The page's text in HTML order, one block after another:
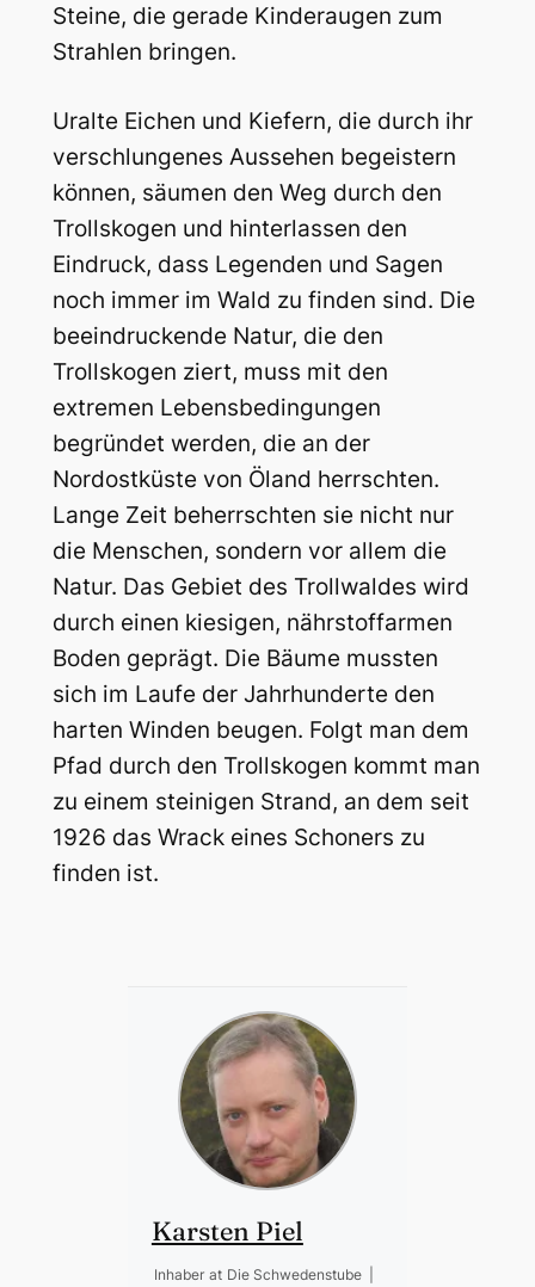
Steine, die gerade Kinderaugen zum
Strahlen bringen.
Uralte Eichen und Kiefern, die durch ihr
verschlungenes Aussehen begeistern
können, säumen den Weg durch den
Trollskogen und hinterlassen den
Eindruck, dass Legenden und Sagen
noch immer im Wald zu finden sind. Die
beeindruckende Natur, die den
Trollskogen ziert, muss mit den
extremen Lebensbedingungen
begründet werden, die an der
Nordostküste von Öland herrschten.
Lange Zeit beherrschten sie nicht nur
die Menschen, sondern vor allem die
Natur. Das Gebiet des Trollwaldes wird
durch einen kiesigen, nährstoffarmen
Boden geprägt. Die Bäume mussten
sich im Laufe der Jahrhunderte den
harten Winden beugen. Folgt man dem
Pfad durch den Trollskogen kommt man
zu einem steinigen Strand, an dem seit
1926 das Wrack eines Schoners zu
finden ist.
Karsten Piel
Inhaber at Die Schwedenstube